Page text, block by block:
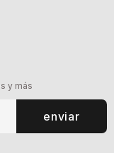
y más
enviar